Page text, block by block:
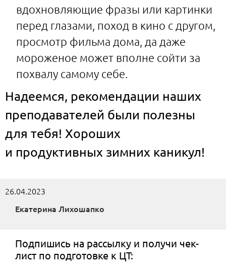
вдохновляющие фразы или картинки
перед глазами, поход в кино с другом,
просмотр фильма дома, да даже
мороженое может вполне сойти за
похвалу самому себе.
Надеемся, рекомендации наших
преподавателей были полезны
для тебя! Хороших
и продуктивных зимних каникул!
26.04.2023
Екатерина Лихошапко
Подпишись на рассылку и получи чек-
лист по подготовке к ЦТ: